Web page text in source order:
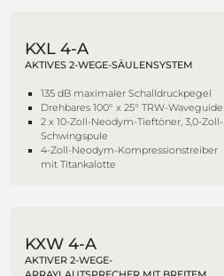
KXL 4-A
AKTIVES 2-WEGE-SÄULENSYSTEM
135 dB maximaler Schalldruckpegel
Drehbares 100° x 25° TRW-Waveguide
2 x 10-Zoll-Neodym-Tieftöner, 3,0-Zoll-
Schwingspule
4-Zoll-Neodym-Kompressionstreiber
mit Titankalotte
KXW 4-A
AKTIVER 2-WEGE-